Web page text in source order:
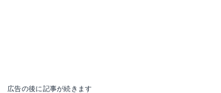
広告の後に記事が続きます